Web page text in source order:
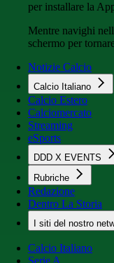
per installare la
Mentre navighi
schermo per
Notizie Calcio
Calcio Italiano
Calcio Estero
Calciomercato
Streaming
eSports
DDD X EVENTS
Rubriche
Redazione
Dentro La Storia
I siti del nostro
Calcio Italiano